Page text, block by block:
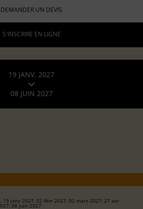
DEMANDER UN DEVIS
S'INSCRIRE EN LIGNE
19 JANV. 2027
08 JUIN 2027
19 janv 2027, 02 févr 2027, 02 mars 2027, 27 avr
08 juin 2027